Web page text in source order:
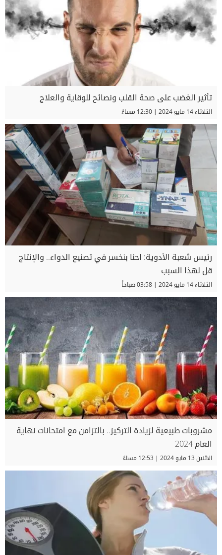
تأثير الغضب على صحة القلب ونصائح للوقاية والعلاج
الثلاثاء 14 مايو 2024 | 12:30 مساءً
رئيس شعبة الأدوية: احنا بنخسر في تصنيع الدواء.. والإنتاج
قل لهذا السبب
الثلاثاء 14 مايو 2024 | 03:58 صباحاً
مشروبات طبيعية لزيادة التركيز.. بالتزامن مع امتحانات نهاية
العام 2024
الاثنين 13 مايو 2024 | 12:53 مساءً